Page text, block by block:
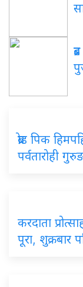
ब्रोड पिक
पर्वतारोही
करदाता
पूरा, शुक्रबार